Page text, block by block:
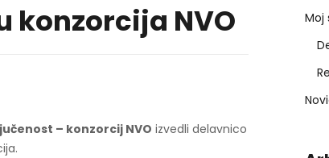
NVO
– konzorcij NVO izvedli delavnico
Moj